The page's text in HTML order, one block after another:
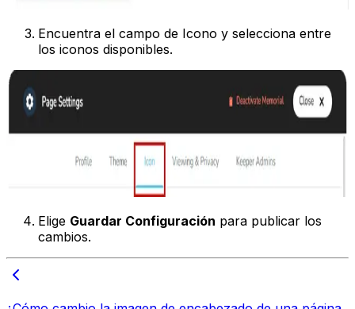
Encuentra el campo de Icono y selecciona entre
los iconos disponibles.
Elige Guardar Configuración para publicar los
cambios.